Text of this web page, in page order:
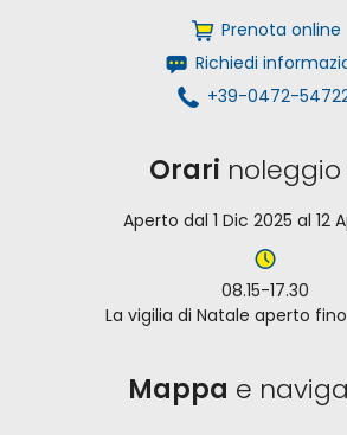
Prenota online
Richiedi
+39-0472-
Orari noleggio
Aperto dal 1 Dic 2025 al 12
08.15-17.30
La vigilia di Natale aperto
Mappa e